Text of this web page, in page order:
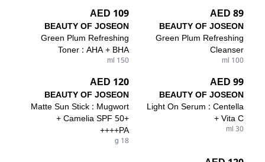
89 AED
BEAUTY OF JOSEON
Green Plum Refreshing
Cleanser
100 ml
109 AED
BEAUTY OF JOSEON
Green Plum Refreshing
Toner : AHA + BHA
150 ml
99 AED
BEAUTY OF JOSEON
Light On Serum : Centella
+ Vita C
30 ml
120 AED
BEAUTY OF JOSEON
Matte Sun Stick : Mugwort
+ Camelia SPF 50+
PA++++
18 g